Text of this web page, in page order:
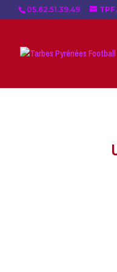
05.62.51.39.49